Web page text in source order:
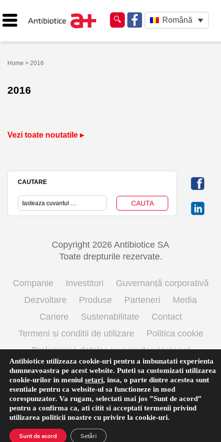
Română
Home > 2016
2016
Vezi toate noutatile ▸
CAUTARE
Copyright 2026 Antibiotice SA
Toate drepturile rezervate.
Companie Investitori
Guvernanță corporativă
Dezvoltare
Produse Parteneri
Media
Cariere
Sustenabilitate
Contact
Termeni si conditii de utilizare
Politica cookie
Prelucrarea datelor cu caracter personal
Antibiotice utilizeaza cookie-uri pentru a imbunatati experienta
dumneavoastra pe acest website. Puteti sa customizati utilizarea
cookie-urilor in meniul setari, insa, o parte dintre acestea sunt
esentiale pentru ca website-ul sa functioneze in mod
corespunzator. Va rugam, selectati mai jos ”Sunt de acord”
pentru a confirma ca, ati citit si acceptati termenii privind
utilizarea politicii noastre cu privire la cookie-uri.
Sunt de acord Setări
English(Engleză) Română